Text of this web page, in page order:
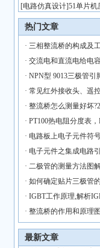
[电路仿真设计]51单片机
热门文章
· 三相整流桥的构成及
· 交流电和直流电给电
· NPN型 9013三极管引
· 常见红外接收头、遥
· 整流桥怎么测量好坏
· PT100热电阻分度表
· 电路板上电子元件符
· 电子元件之集成电路
· 二极管的测量方法图
· 如何确定贴片三极管
· IGBT工作原理,解析
· 整流桥的作用和原理
最新文章